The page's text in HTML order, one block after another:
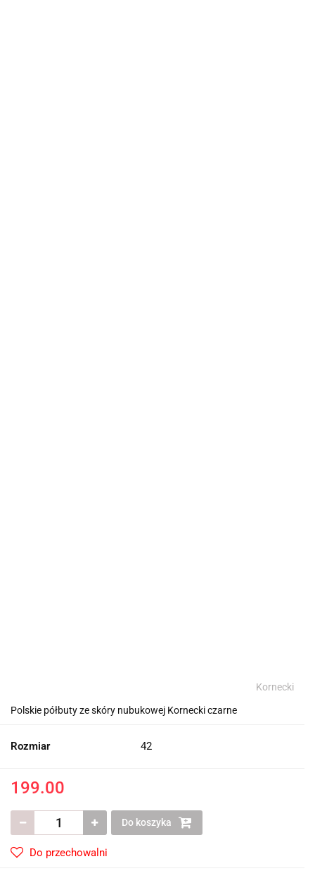
Kornecki
Polskie półbuty ze skóry nubukowej Kornecki czarne
Rozmiar 42
199.00
Do koszyka
Do przechowalni